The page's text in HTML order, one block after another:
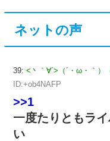
ネットの声
39: <丶｀∀´>（´・ω・｀
ID:+ob4NAFP
>>1
一度たりともラ
い